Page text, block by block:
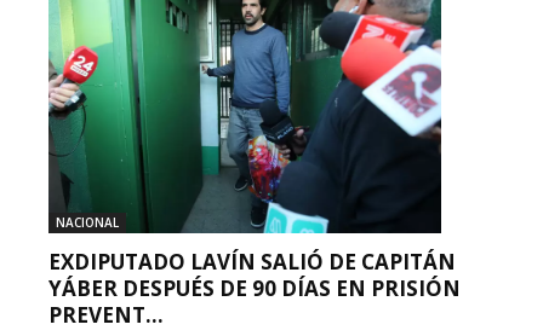
NACIONAL
EXDIPUTADO LAVÍN SALIÓ DE CAPITÁN
YÁBER DESPUÉS DE 90 DÍAS EN PRISIÓN
PREVENT...